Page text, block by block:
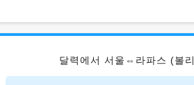
달력에서 서울⇔라파스 (볼